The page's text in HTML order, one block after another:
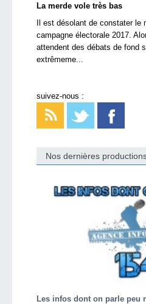
La merde vole très bas
Il est désolant de constater le
campagne électorale 2017.
attendent des débats de fond
extrêmeme...
suivez-nous :
Nos dernières
Les infos dont on parle peu